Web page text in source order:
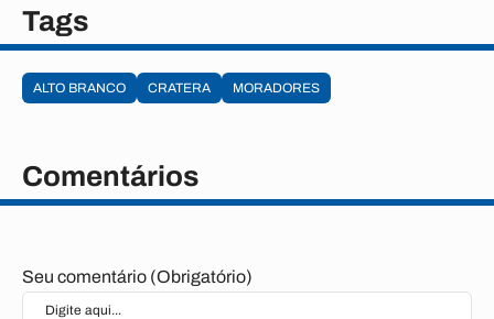
Tags
ALTO BRANCO CRATERA MORADORES
Comentários
Seu comentário (Obrigatório)